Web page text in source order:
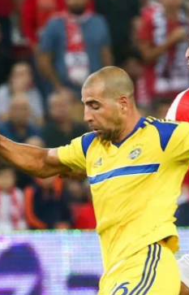
תל אביב
חיפה
באר שבע
ליגה סינית
ליגה ברזילאית
ליגות נוספות